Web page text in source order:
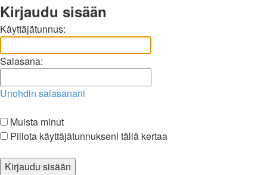
Kirjaudu sisään
Käyttäjätunnus:
Salasana:
Unohdin salasanani
Muista minut
Piilota käyttäjätunnukseni tällä kertaa